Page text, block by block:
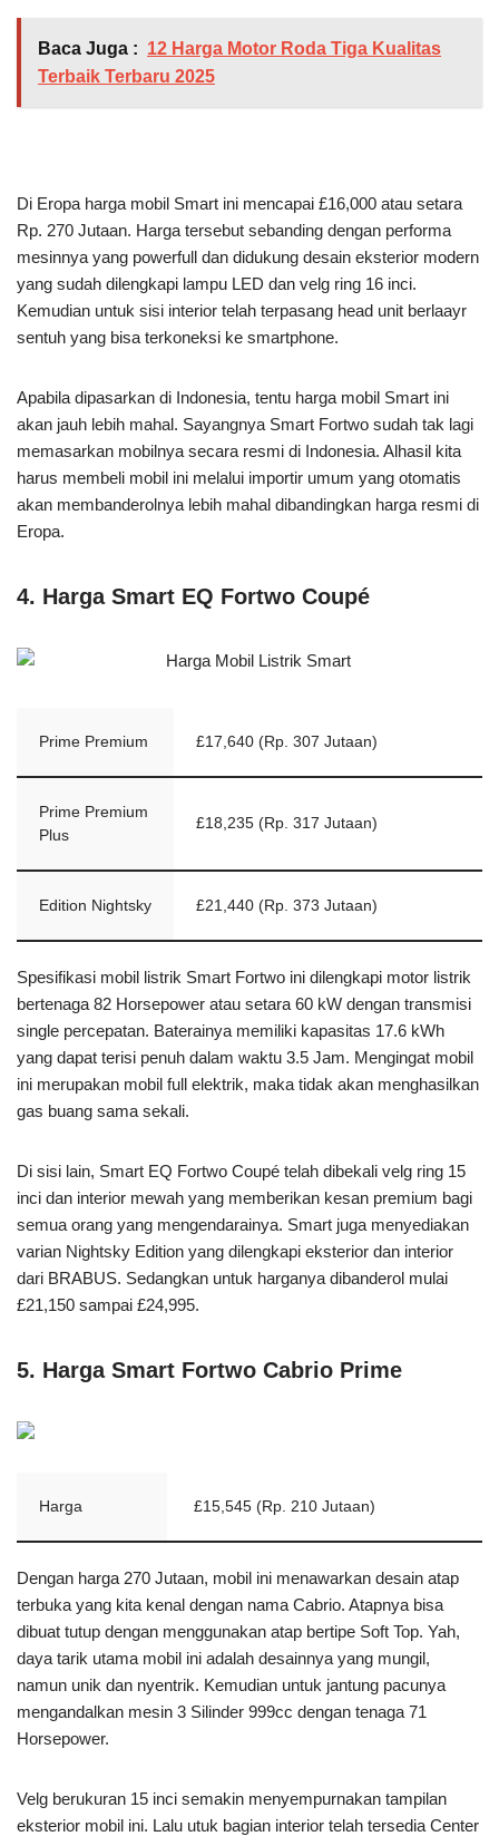
Baca Juga : 12 Harga Motor Roda Tiga Kualitas
Terbaik Terbaru 2025
Di Eropa harga mobil Smart ini mencapai £16,000 atau setara
Rp. 270 Jutaan. Harga tersebut sebanding dengan performa
mesinnya yang powerfull dan didukung desain eksterior modern
yang sudah dilengkapi lampu LED dan velg ring 16 inci.
Kemudian untuk sisi interior telah terpasang head unit berlaayr
sentuh yang bisa terkoneksi ke smartphone.
Apabila dipasarkan di Indonesia, tentu harga mobil Smart ini
akan jauh lebih mahal. Sayangnya Smart Fortwo sudah tak lagi
memasarkan mobilnya secara resmi di Indonesia. Alhasil kita
harus membeli mobil ini melalui importir umum yang otomatis
akan membanderolnya lebih mahal dibandingkan harga resmi di
Eropa.
4. Harga Smart EQ Fortwo Coupé
Prime Premium £17,640 (Rp. 307 Jutaan)
Prime Premium
Plus
£18,235 (Rp. 317 Jutaan)
Edition Nightsky £21,440 (Rp. 373 Jutaan)
Spesifikasi mobil listrik Smart Fortwo ini dilengkapi motor listrik
bertenaga 82 Horsepower atau setara 60 kW dengan transmisi
single percepatan. Baterainya memiliki kapasitas 17.6 kWh
yang dapat terisi penuh dalam waktu 3.5 Jam. Mengingat mobil
ini merupakan mobil full elektrik, maka tidak akan menghasilkan
gas buang sama sekali.
Di sisi lain, Smart EQ Fortwo Coupé telah dibekali velg ring 15
inci dan interior mewah yang memberikan kesan premium bagi
semua orang yang mengendarainya. Smart juga menyediakan
varian Nightsky Edition yang dilengkapi eksterior dan interior
dari BRABUS. Sedangkan untuk harganya dibanderol mulai
£21,150 sampai £24,995.
5. Harga Smart Fortwo Cabrio Prime
Harga £15,545 (Rp. 210 Jutaan)
Dengan harga 270 Jutaan, mobil ini menawarkan desain atap
terbuka yang kita kenal dengan nama Cabrio. Atapnya bisa
dibuat tutup dengan menggunakan atap bertipe Soft Top. Yah,
daya tarik utama mobil ini adalah desainnya yang mungil,
namun unik dan nyentrik. Kemudian untuk jantung pacunya
mengandalkan mesin 3 Silinder 999cc dengan tenaga 71
Horsepower.
Velg berukuran 15 inci semakin menyempurnakan tampilan
eksterior mobil ini. Lalu utuk bagian interior telah tersedia Center